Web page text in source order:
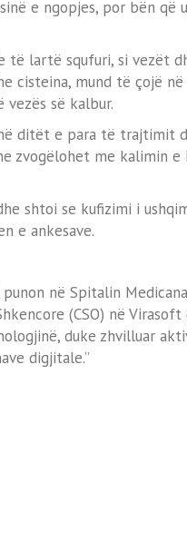
e ngopjes, por bën që
lartë squfuri, si vezët
cisteina, mund të çojë
së kalbur.
ditët e para të trajtimit
zvogëlohet me kalimin e
shtoi se kufizimi i
e ankesave.
në Spitalin
(CSO) në
duke zhvilluar
digjitale.”